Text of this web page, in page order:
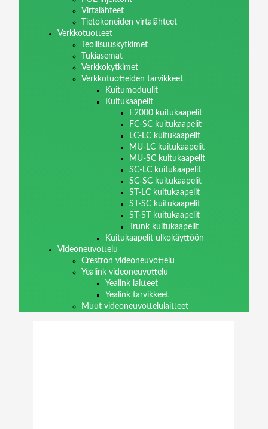
Virtalähteet
Tietokoneiden virtalähteet
Verkkotuotteet
Teollisuuskytkimet
Tukiasemat
Verkkokytkimet
Verkkotuotteiden tarvikkeet
Kuitumoduulit
Kuitukaapelit
E2000 kuitukaapelit
FC-SC kuitukaapelit
LC-LC kuitukaapelit
MU-LC kuitukaapelit
MU-SC kuitukaapelit
SC-LC kuitukaapelit
SC-SC kuitukaapelit
ST-LC kuitukaapelit
ST-SC kuitukaapelit
ST-ST kuitukaapelit
Trunk kuitukaapelit
Kuitukaapelit ulkokäyttöön
Videoneuvottelu
Crestron videoneuvottelu
Yealink videoneuvottelu
Yealink laitteet
Yealink tarvikkeet
Muut videoneuvottelulaitteet